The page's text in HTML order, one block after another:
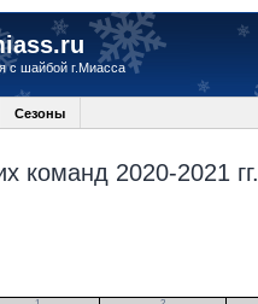
с шайбой г.Миасса
Сезоны
команд 2020-2021 гг.